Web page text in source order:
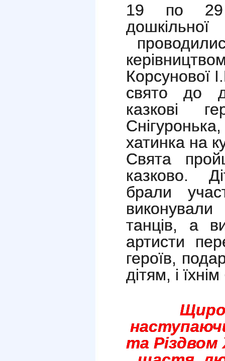
19 по 29
свято до
казкові
хатинка на
Свята
казково.
брали
танців, а
артисти
героїв,
дітям, і
Щиро
та Різдвом